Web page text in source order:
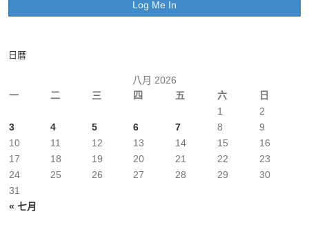
日曆
八月 2026
一
二 三 四 五 六 日
« 七月
1
2
3
4 5 6 7 8
9
10
11 12 13 14 15
16
17
18 19 20 21 22
23
24
25 26 27 28 29
30
31